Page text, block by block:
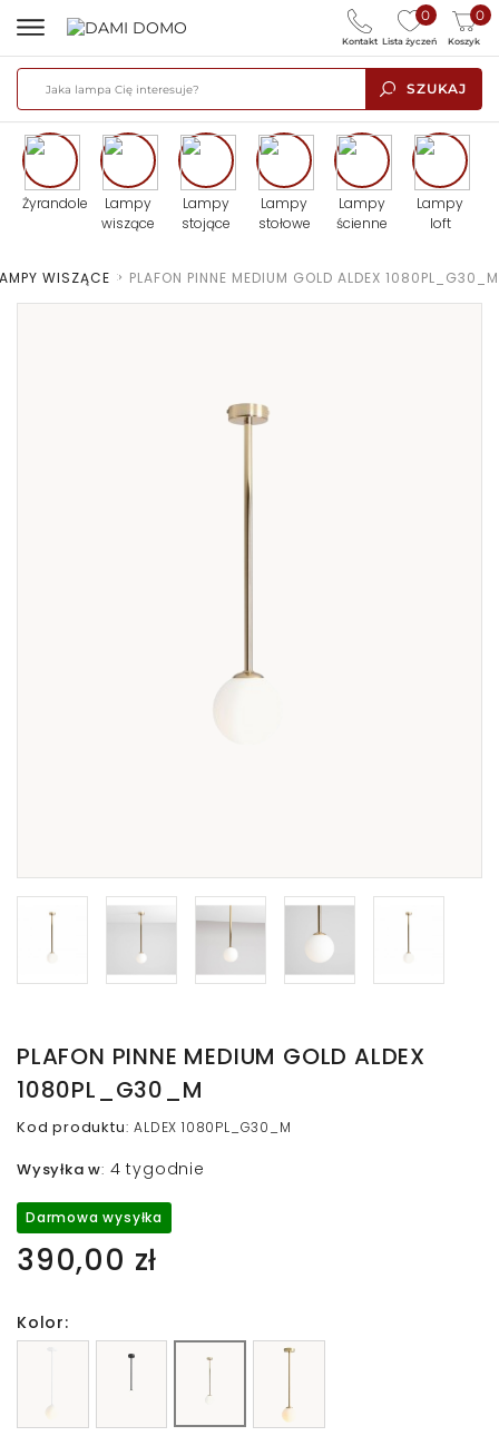
SZUKAJ
0
Lista życzeń
0
Koszyk
Kontakt
Żyrandole
Lampy
wiszące
Lampy
stojące
Lampy
stołowe
Lampy
ścienne
Lampy
loft
WISZĄCE > PLAFON PINNE MEDIUM GOLD ALDEX 1080PL_G30_M
PLAFON PINNE MEDIUM GOLD ALDEX
1080PL_G30_M
Kod produktu:ALDEX 1080PL_G30_M
Wysyłka w: 4 tygodnie
Darmowa wysyłka
390,00 zł
Kolor: